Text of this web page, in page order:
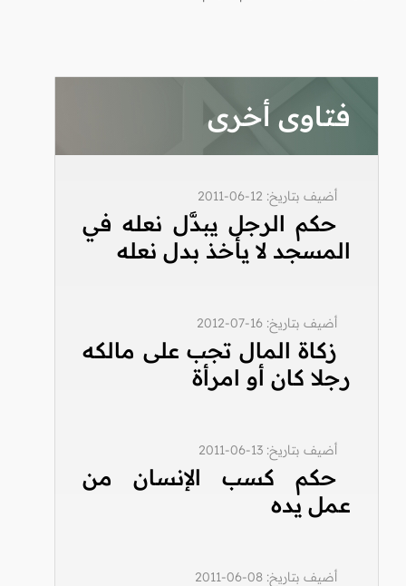
فتاوى أخرى
أضيف بتاريخ: 12-06-2011
حكم الرجل يبدَّل نعله في
المسجد لا يأخذ بدل نعله
أضيف بتاريخ: 16-07-2012
زكاة المال تجب على مالكه
رجلا كان أو امرأة
أضيف بتاريخ: 13-06-2011
حكم كسب الإنسان من
عمل يده
أضيف بتاريخ: 08-06-2011